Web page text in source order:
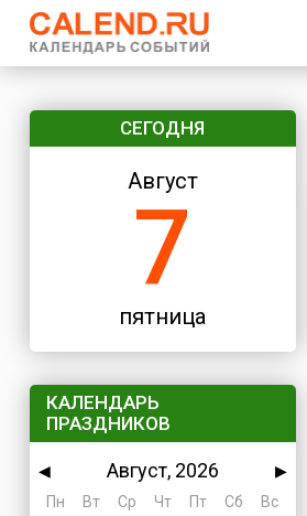
СЕГОДНЯ
Август
7
пятница
КАЛЕНДАРЬ
ПРАЗДНИКОВ
◀ Август, 2026
▶
Пн
Вт Ср Чт Пт Сб
Вс